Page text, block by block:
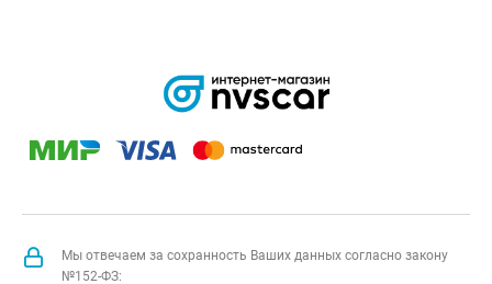
Мы отвечаем за сохранность Ваших данных согласно закону
№152-ФЗ: